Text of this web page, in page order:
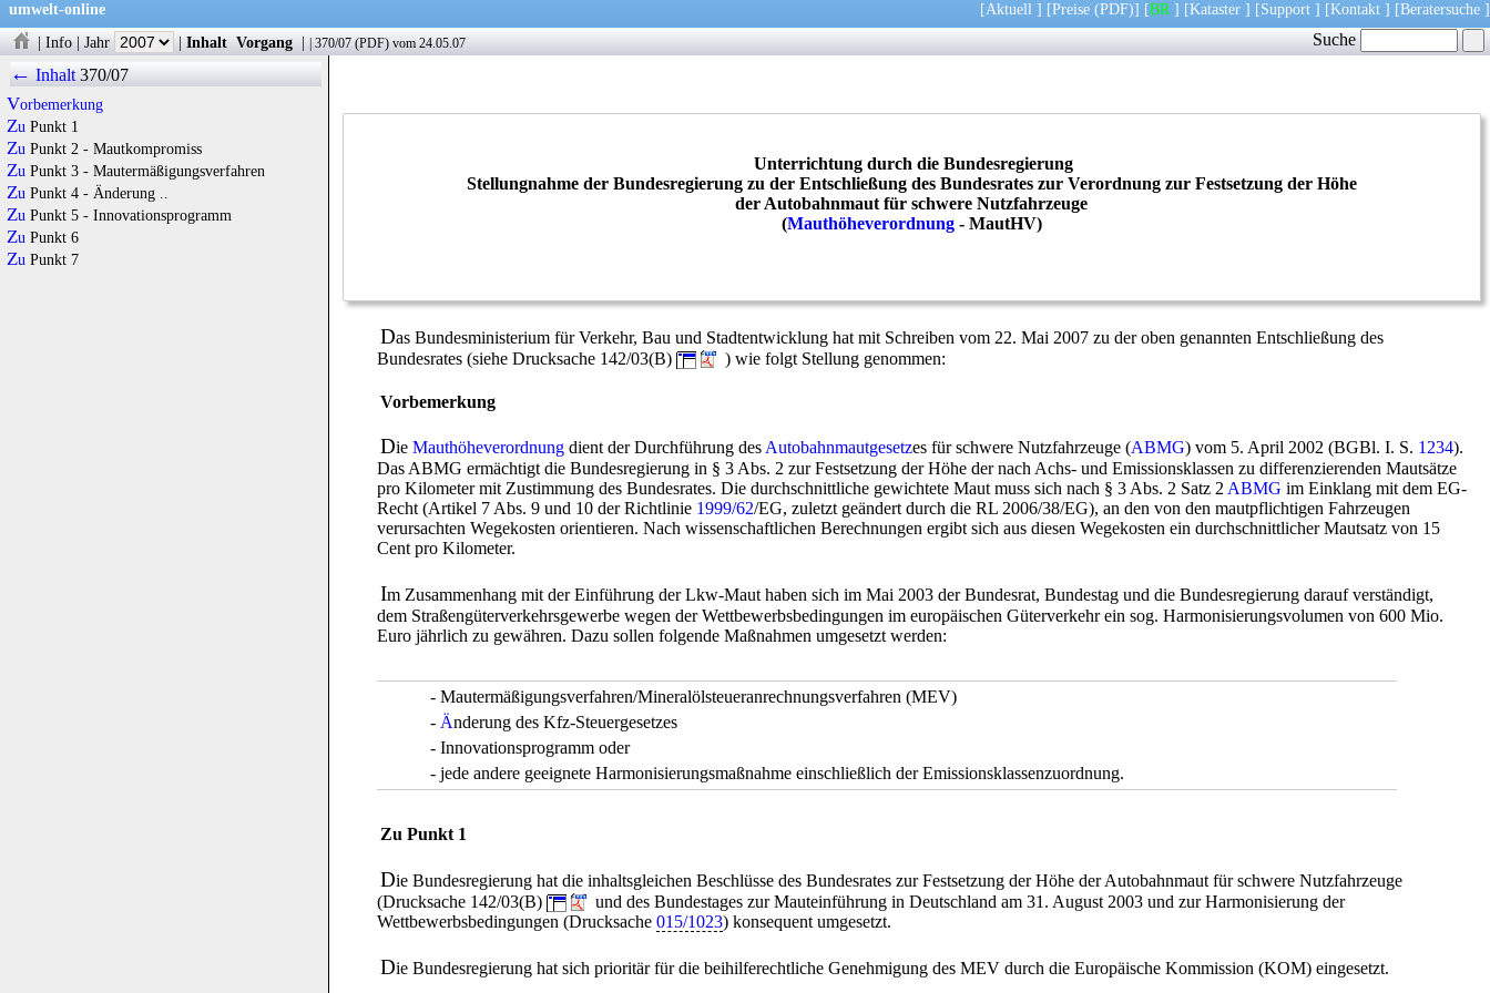
umwelt-online [Aktuell ] [Preise (PDF)] [BR ] [Kataster ] [Support ] [Kontakt ] [Beratersuche ]
| Info | Jahr | Inhalt Vorgang | 370/07 (PDF) vom 24.05.07
Unterrichtung durch die Bundesregierung
Stellungnahme der Bundesregierung zu der Entschließung des Bundesrates zur Verordnung zur Festsetzung der Höhe
der Autobahnmaut für schwere Nutzfahrzeuge
(Mauthöheverordnung- MautHV)
Das Bundesministerium für Verkehr, Bau und Stadtentwicklung hat mit Schreiben vom 22. Mai 2007 zu der oben genannten Entschließung des
Bundesrates (siehe Drucksache 142/03(B)
) wie folgt Stellung genommen:
Vorbemerkung
DieMauthöheverordnung dient der Durchführung desAutobahnmautgesetzes für schwere Nutzfahrzeuge (ABMG) vom 5. April 2002 (BGBl. I. S. 1234).
Das ABMG ermächtigt die Bundesregierung in § 3 Abs. 2 zur Festsetzung der Höhe der nach Achs- und Emissionsklassen zu differenzierenden Mautsätze
pro Kilometer mit Zustimmung des Bundesrates. Die durchschnittliche gewichtete Maut muss sich nach § 3 Abs. 2 Satz 2ABMG im Einklang mit dem EG-
Recht (Artikel 7 Abs. 9 und 10 der Richtlinie 1999/62/EG, zuletzt geändert durch die RL 2006/38/EG), an den von den mautpflichtigen Fahrzeugen
verursachten Wegekosten orientieren. Nach wissenschaftlichen Berechnungen ergibt sich aus diesen Wegekosten ein durchschnittlicher Mautsatz von 15
Cent pro Kilometer.
Im Zusammenhang mit der Einführung der Lkw-Maut haben sich im Mai 2003 der Bundesrat, Bundestag und die Bundesregierung darauf verständigt,
dem Straßengüterverkehrsgewerbe wegen der Wettbewerbsbedingungen im europäischen Güterverkehr ein sog. Harmonisierungsvolumen von 600 Mio.
Euro jährlich zu gewähren. Dazu sollen folgende Maßnahmen umgesetzt werden:
- Mautermäßigungsverfahren/Mineralölsteueranrechnungsverfahren (MEV)
- Änderung des Kfz-Steuergesetzes
- Innovationsprogramm oder
- jede andere geeignete Harmonisierungsmaßnahme einschließlich der Emissionsklassenzuordnung.
Zu Punkt 1
Die Bundesregierung hat die inhaltsgleichen Beschlüsse des Bundesrates zur Festsetzung der Höhe der Autobahnmaut für schwere Nutzfahrzeuge
(Drucksache 142/03(B)
und des Bundestages zur Mauteinführung in Deutschland am 31. August 2003 und zur Harmonisierung der
Wettbewerbsbedingungen (Drucksache015/1023) konsequent umgesetzt.
Die Bundesregierung hat sich prioritär für die beihilferechtliche Genehmigung des MEV durch die Europäische Kommission (KOM) eingesetzt.
← Inhalt 370/07
Vorbemerkung
Zu Punkt 1
Zu Punkt 2 - Mautkompromiss
Zu Punkt 3 - Mautermäßigungsverfahren
Zu Punkt 4 - Änderung ..
Zu Punkt 5 - Innovationsprogramm
Zu Punkt 6
Zu Punkt 7
Suche